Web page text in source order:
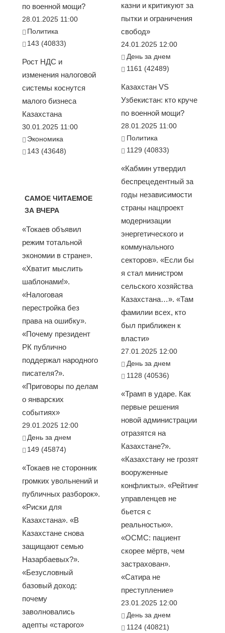
по военной мощи?
28.01.2025 11:00
Политика
143 (40833)
Рост НДС и
изменения налоговой
системы коснутся
малого бизнеса
Казахстана
30.01.2025 11:00
Экономика
143 (43648)
САМОЕ ЧИТАЕМОЕ
ЗА ВЧЕРА
«Токаев объявил
режим тотальной
экономии в стране».
«Хватит мыслить
шаблонами!».
«Налоговая
перестройка без
права на ошибку».
«Почему президент
РК публично
поддержал народного
писателя?».
«Приговоры по делам
о январских
событиях»
29.01.2025 12:00
День за днем
149 (45874)
«Токаев не сторонник
громких увольнений и
публичных разборок».
«Риски для
Казахстана». «В
Казахстане снова
защищают семью
Назарбаевых?».
«Безусловный
базовый доход:
почему
заволновались
адепты «старого»
казни и критикуют за
пытки и ограничения
свобод»
24.01.2025 12:00
День за днем
1161 (42489)
Казахстан VS
Узбекистан: кто круче
по военной мощи?
28.01.2025 11:00
Политика
1129 (40833)
«Кабмин утвердил
беспрецедентный за
годы независимости
страны нацпроект
модернизации
энергетического и
коммунального
секторов». «Если бы
я стал министром
сельского хозяйства
Казахстана…». «Там
фамилии всех, кто
был приближен к
власти»
27.01.2025 12:00
День за днем
1128 (40536)
«Трамп в ударе. Как
первые решения
новой администрации
отразятся на
Казахстане?».
«Казахстану не грозят
вооруженные
конфликты». «Рейтинг
управленцев не
бьется с
реальностью».
«ОСМС: пациент
скорее мёртв, чем
застрахован».
«Сатира не
преступление»
23.01.2025 12:00
День за днем
1124 (40821)